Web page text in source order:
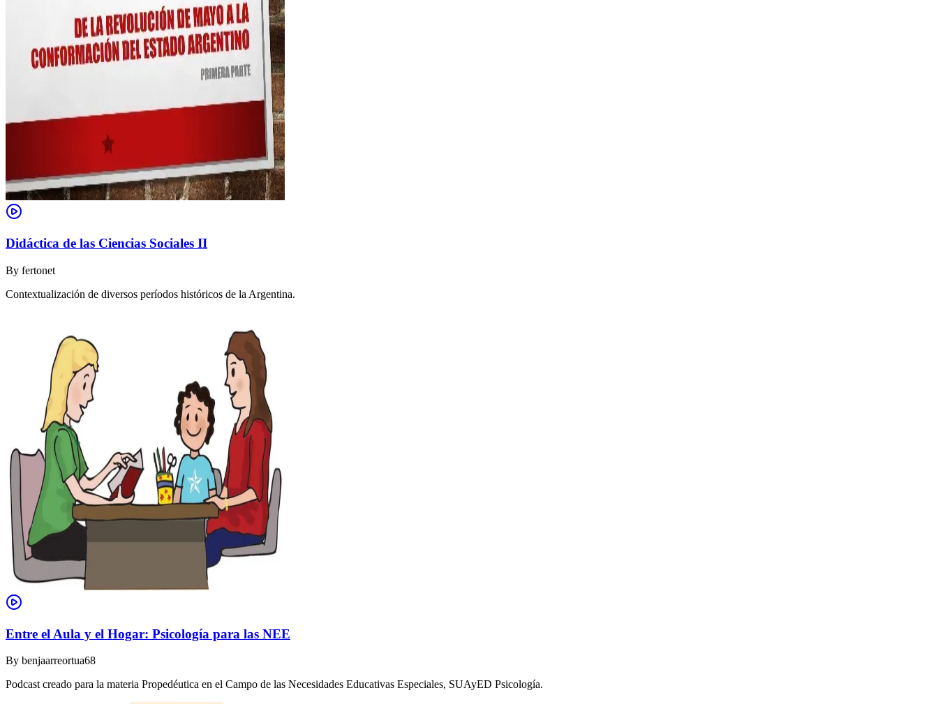
Didáctica de las Ciencias Sociales II
By fertonet
Contextualización de diversos períodos históricos de la Argentina.
Entre el Aula y el Hogar: Psicología para las NEE
By benjaarreortua68
Podcast creado para la materia Propedéutica en el Campo de las Necesidades Educativas Especiales, SUAyED Psicología.